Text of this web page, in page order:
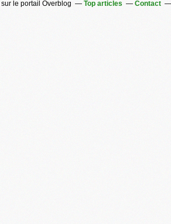
sur le portail Overblog Top articles Contact